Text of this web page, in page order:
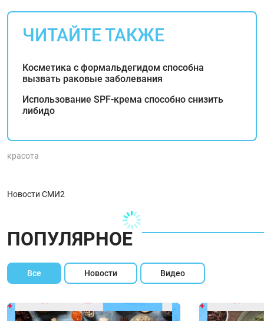
ЧИТАЙТЕ ТАКЖЕ
Косметика с формальдегидом способна
вызвать раковые заболевания
Использование SPF-крема способно снизить
либидо
красота
Новости СМИ2
ПОПУЛЯРНОЕ
Все Новости Видео